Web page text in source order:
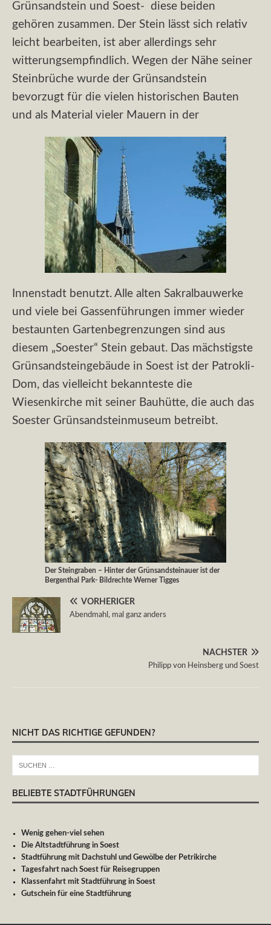
Grünsandstein und Soest- diese beiden
gehören zusammen. Der Stein lässt sich relativ
leicht bearbeiten, ist aber allerdings sehr
witterungsempfindlich. Wegen der Nähe seiner
Steinbrüche wurde der Grünsandstein
bevorzugt für die vielen historischen Bauten
und als Material vieler Mauern in der
Innenstadt benutzt. Alle alten Sakralbauwerke
und viele bei Gassenführungen immer wieder
bestaunten Gartenbegrenzungen sind aus
diesem „Soester“ Stein gebaut. Das mächstigste
Grünsandsteingebäude in Soest ist der Patrokli-
Dom, das vielleicht bekannteste die
Wiesenkirche mit seiner Bauhütte, die auch das
Soester Grünsandsteinmuseum betreibt.
Der Steingraben – Hinter der Grünsandsteinauer ist der
Bergenthal Park- Bildrechte Werner Tigges
VORHERIGER
Abendmahl, mal ganz anders
NÄCHSTER
Philipp von Heinsberg und Soest
NICHT DAS RICHTIGE GEFUNDEN?
BELIEBTE STADTFÜHRUNGEN
Wenig gehen-viel sehen
Die Altstadtführung in Soest
Stadtführung mit Dachstuhl und Gewölbe der Petrikirche
Tagesfahrt nach Soest für Reisegruppen
Klassenfahrt mit Stadtführung in Soest
Gutschein für eine Stadtführung